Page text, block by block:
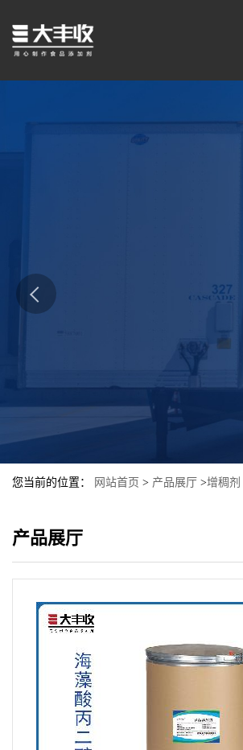
您当前的位置： 网站首页 > 产品展厅 >增稠剂
产品展厅